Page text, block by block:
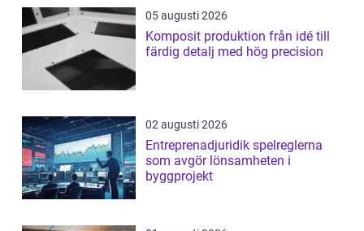
05 augusti 2026
Komposit produktion från idé till
färdig detalj med hög precision
02 augusti 2026
Entreprenadjuridik spelreglerna
som avgör lönsamheten i
byggprojekt